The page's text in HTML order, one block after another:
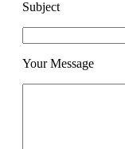
Subject
Your Message